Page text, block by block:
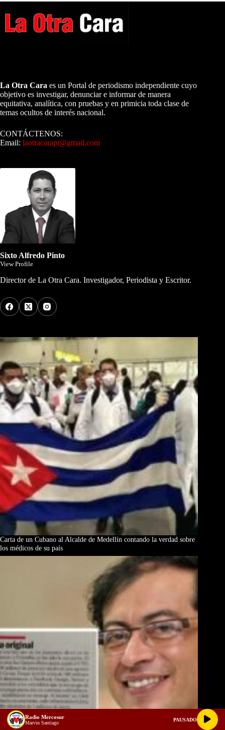
La Otra Cara es un Portal de periodismo independiente cuyo
objetivo es investigar, denunciar e informar de manera
equitativa, analítica, con pruebas y en primicia toda clase de
temas ocultos de interés nacional.
CONTÁCTENOS:
Email: laotracarapi@gmail.com
Sixto Alfredo Pinto
View Profile
Director de La Otra Cara. Investigador, Periodista y Escritor.
Carta de un Cubano al Alcalde de Medellín contando la verdad sobre
los médicos de su país
Radio Mercosur
Marvin Santiago
PAUSADO